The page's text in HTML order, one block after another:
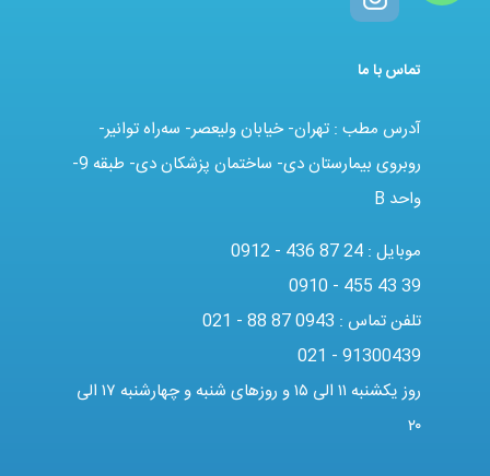
تماس با ما
آدرس مطب : تهران- خیابان ولیعصر- سه‌راه توانیر-
روبروی بیمارستان دی- ساختمان پزشکان دی- طبقه 9-
واحد B
موبایل : 0912 - 436 87 24
0910 - 455 43 39
تلفن تماس : 021 - 88 87 0943
021 - 91300439
روز یکشنبه ۱۱ الی ۱۵ و روزهای شنبه و چهارشنبه ۱۷ الی
۲۰